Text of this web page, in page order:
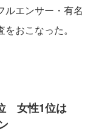
ルエンサー・有名
おこなった。
女性1位は